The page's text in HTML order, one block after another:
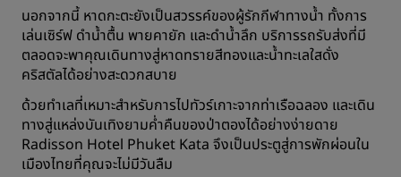
นอกจากนี้ หาดกะตะยังเป็นสวรรค์ของผู้รักกีฬาทางน้ำ ทั้งการ
เล่นเซิร์ฟ ดำน้ำตื้น พายคายัก และดำน้ำลึก บริการรถรับส่งที่มี
ตลอดจะพาคุณเดินทางสู่หาดทรายสีทองและน้ำทะเลใสดั่ง
คริสตัลได้อย่างสะดวกสบาย
ด้วยทำเลที่เหมาะสำหรับการไปทัวร์เกาะจากท่าเรือฉลอง และเดิน
ทางสู่แหล่งบันเทิงยามค่ำคืนของป่าตองได้อย่างง่ายดาย
Radisson Hotel Phuket Kata จึงเป็นประตูสู่การพักผ่อนใน
เมืองไทยที่คุณจะไม่มีวันลืม